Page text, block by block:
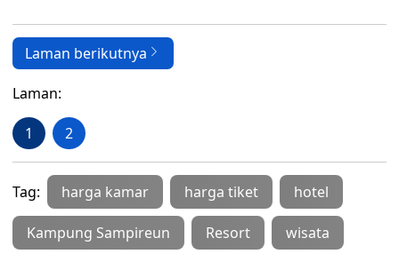
Laman berikutnya
Laman:
1 2
Tag: harga kamar harga tiket hotel
Kampung Sampireun Resort wisata